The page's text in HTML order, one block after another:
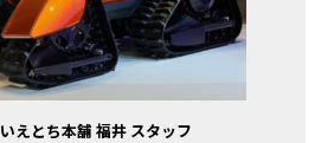
いえとち本舗 福井 スタッフ